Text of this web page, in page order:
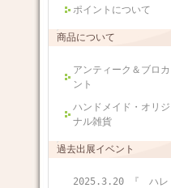
ポイントについて
商品について
アンティーク＆ブロカ
ント
ハンドメイド・オリジ
ナル雑貨
過去出展イベント
2025.3.20 『 ハレ